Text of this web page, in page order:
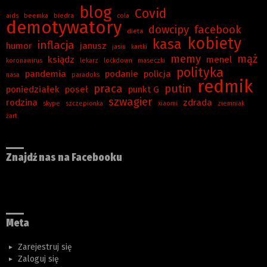
aids beemka biedra blog cola Covid
demotywatory dieta dowcipy facebook
humor inflacja janusz jasiu kartki kasa kobiety
koronawirus ksiądz lekarz lockdown maseczki memy menel mąż
nasa pandemia paradoks podanie policja polityka
poniedziałek poseł praca punkt G putin redmik
rodzina skype szczepionka szwagier xiaomi zdrada
ziemniak
żart
Znajdź nas na Facebooku
Meta
Zarejestruj się
Zaloguj się